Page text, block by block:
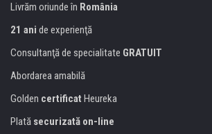
Livrăm oriunde în România
21 ani de experienţă
Consultanţă de specialitate GRATUIT
Abordarea amabilă
Golden certificat Heureka
Plată securizată on-line